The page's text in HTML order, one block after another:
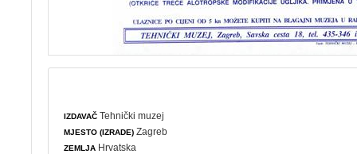
IZDAVAČ Tehnički muzej
MJESTO (IZRADE) Zagreb
ZEMLJA Hrvatska